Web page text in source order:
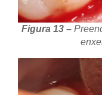
Figura 13 –